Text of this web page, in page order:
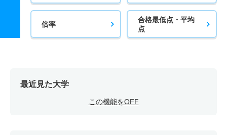
倍率
合格最低点・平均
点
最近見た大学
この機能をOFF